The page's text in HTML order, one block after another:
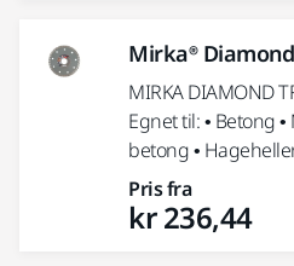
Mirka®
MIRKA DIAMOND
Egnet til: • Betong
betong •
Pris fra
kr 236,44